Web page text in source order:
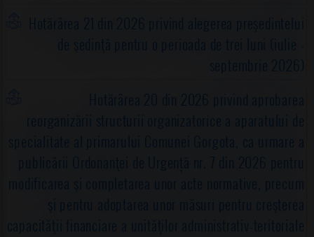
Hotărârea 21 din 2026 privind alegerea preşedintelui
de şedinţă pentru o perioada de trei luni (iulie -
septembrie 2026)
Hotărârea 20 din 2026 privind aprobarea
reorganizării structurii organizatorice a aparatului de
specialitate al primarului Comunei Gorgota, ca urmare a
publicării Ordonanţei de Urgență nr. 7 din 2026 pentru
modificarea şi completarea unor acte normative, precum
şi pentru adoptarea unor măsuri pentru creşterea
capacităţii financiare a unităţilor administrativ-teritoriale